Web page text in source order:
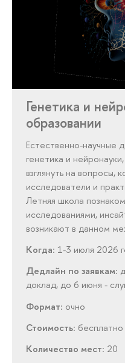
Генетика и
образовании
Естественно-научные
генетика и
взглянуть на вопросы,
исследователи и
Летняя школа
исследованиями,
возникают в данном
Когда: 1-3 июля 2026
Дедлайн по заявкам:
доклад, до 6 июня -
Формат: очно
Стоимость: бесплатно
Количество мест: 20